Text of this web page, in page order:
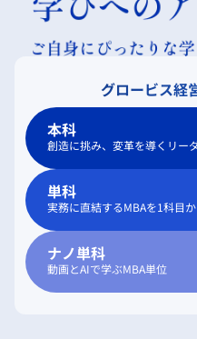
グロービス経
本科
創造に挑み、変革を導くリー
単科
実務に直結するMBAを1科目
ナノ単科
動画とAIで学ぶMBA単位